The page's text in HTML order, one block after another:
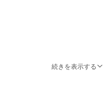
し」となっております。続きを表示する